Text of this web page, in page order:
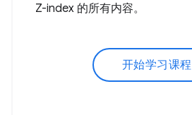
Z-index 的所有内容。
开始学习课程